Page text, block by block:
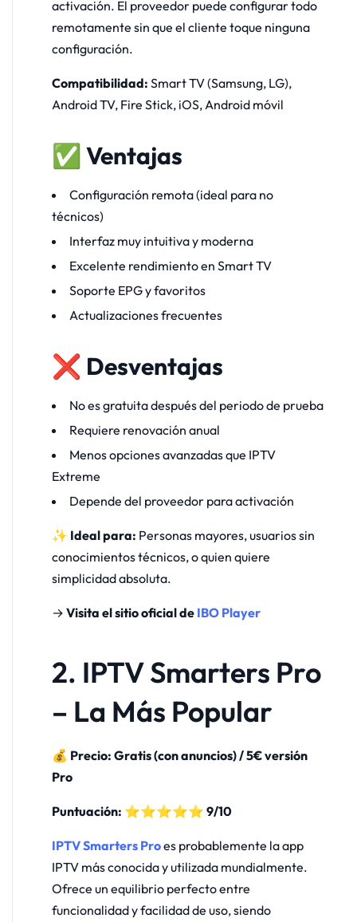
activación. El proveedor puede configurar todo
remotamente sin que el cliente toque ninguna
configuración.
Compatibilidad: Smart TV (Samsung, LG),
Android TV, Fire Stick, iOS, Android móvil
✅ Ventajas
Configuración remota (ideal para no
técnicos)
Interfaz muy intuitiva y moderna
Excelente rendimiento en Smart TV
Soporte EPG y favoritos
Actualizaciones frecuentes
❌ Desventajas
No es gratuita después del periodo de prueba
Requiere renovación anual
Menos opciones avanzadas que IPTV
Extreme
Depende del proveedor para activación
✨ Ideal para: Personas mayores, usuarios sin
conocimientos técnicos, o quien quiere
simplicidad absoluta.
→Visita el sitio oficial de IBO Player
2. IPTV Smarters Pro
– La Más Popular
💰 Precio: Gratis (con anuncios) / 5€ versión
Pro
Puntuación: ⭐⭐⭐⭐⭐ 9/10
IPTV Smarters Proes probablemente la app
IPTV más conocida y utilizada mundialmente.
Ofrece un equilibrio perfecto entre
funcionalidad y facilidad de uso, siendo